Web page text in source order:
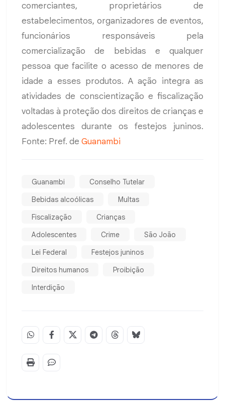
comerciantes, proprietários de
estabelecimentos, organizadores de eventos,
funcionários responsáveis pela
comercialização de bebidas e qualquer
pessoa que facilite o acesso de menores de
idade a esses produtos. A ação integra as
atividades de conscientização e fiscalização
voltadas à proteção dos direitos de crianças e
adolescentes durante os festejos juninos.
Fonte: Pref. de Guanambi
Guanambi
Conselho Tutelar
Bebidas alcoólicas
Multas
Fiscalização
Crianças
Adolescentes
Crime
São João
Lei Federal
Festejos juninos
Direitos humanos
Proibição
Interdição